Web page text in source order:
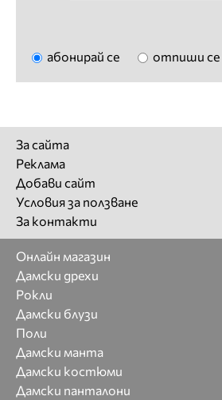
абонирай се отпиши се
За сайта
Реклама
Добави сайт
Условия за ползване
За контакти
Онлайн магазин
Дамски дрехи
Рокли
Дамски блузи
Поли
Дамски манта
Дамски костюми
Дамски панталони